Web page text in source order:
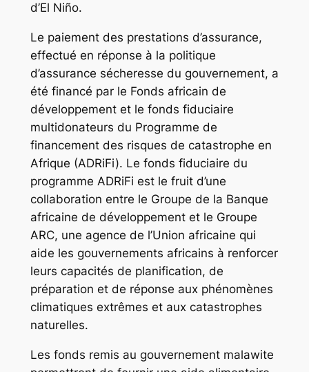
d’El Niño.
Le paiement des prestations d’assurance,
effectué en réponse à la politique
d’assurance sécheresse du gouvernement, a
été financé par le Fonds africain de
développement et le fonds fiduciaire
multidonateurs du Programme de
financement des risques de catastrophe en
Afrique (ADRiFi). Le fonds fiduciaire du
programme ADRiFi est le fruit d’une
collaboration entre le Groupe de la Banque
africaine de développement et le Groupe
ARC, une agence de l’Union africaine qui
aide les gouvernements africains à renforcer
leurs capacités de planification, de
préparation et de réponse aux phénomènes
climatiques extrêmes et aux catastrophes
naturelles.
Les fonds remis au gouvernement malawite